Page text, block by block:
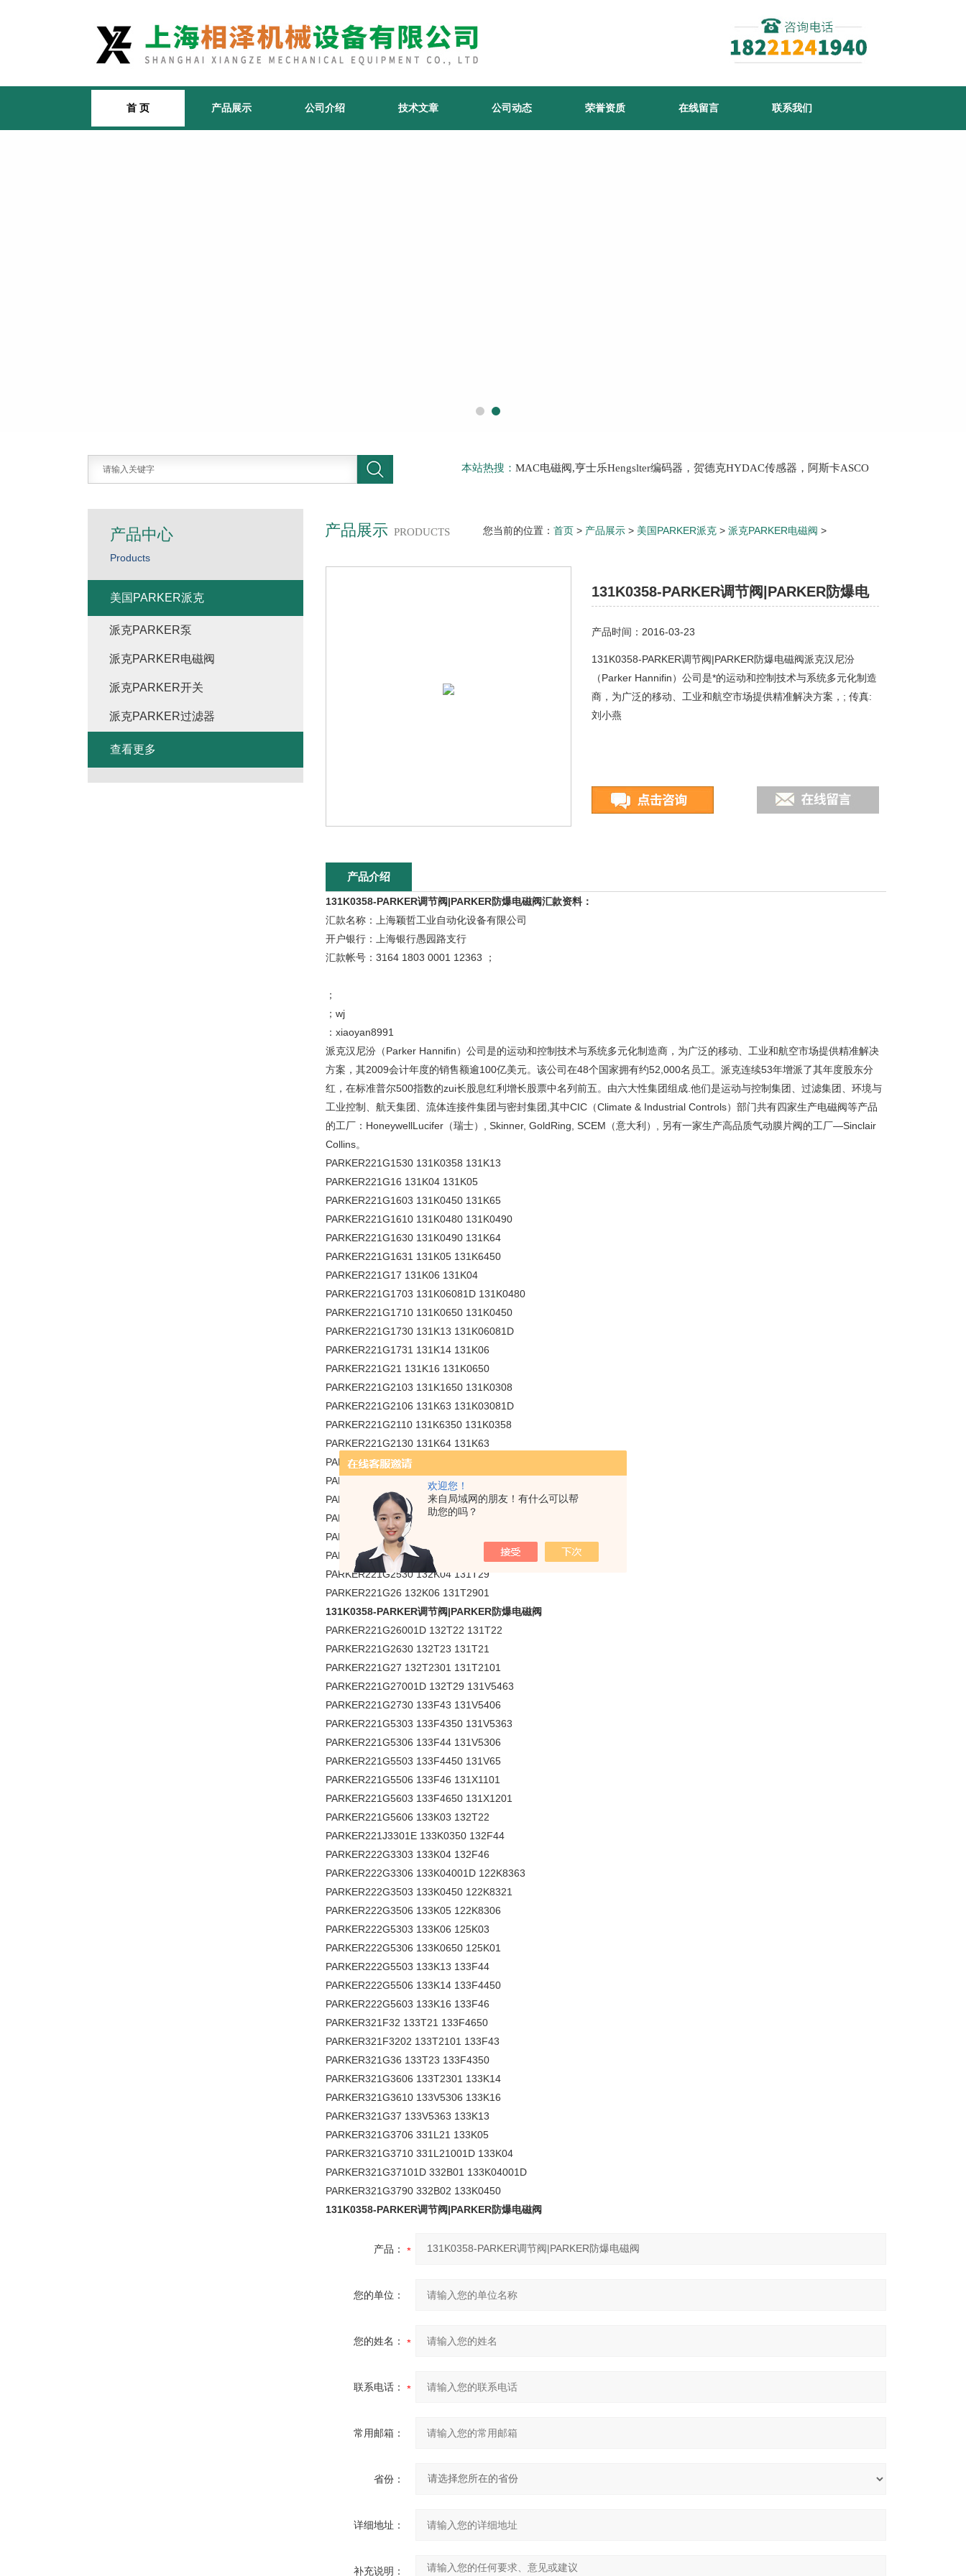
欢迎您！
来自局域网的朋友！有什么可以帮
助您的吗？
首 页 产品展示 公司介绍 技术文章 公司动态 荣誉资质 在线留言 联系我们
本站热搜： MAC电磁阀,亨士乐Hengslter编码器，贺德克HYDAC传感器，阿斯卡ASCO
产品展示 PRODUCTS 您当前的位置： 首页 > 产品展示 > 美国PARKER派克 > 派克PARKER电磁阀 >
131K0358-PARKER调节阀|PARKER防爆电
产品时间：2016-03-23
131K0358-PARKER调节阀|PARKER防爆电磁阀派克汉尼汾
（Parker Hannifin）公司是*的运动和控制技术与系统多元化制造
商，为广泛的移动、工业和航空市场提供精准解决方案，; 传真:
刘小燕
产品介绍
131K0358-PARKER调节阀|PARKER防爆电磁阀汇款资料：
汇款名称：上海颖哲工业自动化设备有限公司
开户银行：上海银行愚园路支行
汇款帐号：3164 1803 0001 12363 ；
；
；wj
：xiaoyan8991
派克汉尼汾（Parker Hannifin）公司是的运动和控制技术与系统多元化制造商，为广泛的移动、工业和航空市场提供精准解决
方案，其2009会计年度的销售额逾100亿美元。该公司在48个国家拥有约52,000名员工。派克连续53年增派了其年度股东分
红，在标准普尔500指数的zui长股息红利增长股票中名列前五。由六大性集团组成.他们是运动与控制集团、过滤集团、环境与
工业控制、航天集团、流体连接件集团与密封集团,其中CIC（Climate & Industrial Controls）部门共有四家生产电磁阀等产品
的工厂：HoneywellLucifer（瑞士）, Skinner, GoldRing, SCEM（意大利）, 另有一家生产高品质气动膜片阀的工厂―Sinclair
Collins。
PARKER221G1530 131K0358 131K13
PARKER221G16 131K04 131K05
PARKER221G1603 131K0450 131K65
PARKER221G1610 131K0480 131K0490
PARKER221G1630 131K0490 131K64
PARKER221G1631 131K05 131K6450
PARKER221G17 131K06 131K04
PARKER221G1703 131K06081D 131K0480
PARKER221G1710 131K0650 131K0450
PARKER221G1730 131K13 131K06081D
PARKER221G1731 131K14 131K06
PARKER221G21 131K16 131K0650
PARKER221G2103 131K1650 131K0308
PARKER221G2106 131K63 131K03081D
PARKER221G2110 131K6350 131K0358
PARKER221G2130 131K64 131K63
PARKER221G2131 131K6450 131K6350
PARKER221G2136 131X1201 131K03
PARKER221G23 132F43 131K03001D
PARKER221G2330 132F44 131K0350
PARKER221G25 132F46 131T23
PARKER221G25001D 132K03 131T2301
PARKER221G2530 132K04 131T29
PARKER221G26 132K06 131T2901
131K0358-PARKER调节阀|PARKER防爆电磁阀
PARKER221G26001D 132T22 131T22
PARKER221G2630 132T23 131T21
PARKER221G27 132T2301 131T2101
PARKER221G27001D 132T29 131V5463
PARKER221G2730 133F43 131V5406
PARKER221G5303 133F4350 131V5363
PARKER221G5306 133F44 131V5306
PARKER221G5503 133F4450 131V65
PARKER221G5506 133F46 131X1101
PARKER221G5603 133F4650 131X1201
PARKER221G5606 133K03 132T22
PARKER221J3301E 133K0350 132F44
PARKER222G3303 133K04 132F46
PARKER222G3306 133K04001D 122K8363
PARKER222G3503 133K0450 122K8321
PARKER222G3506 133K05 122K8306
PARKER222G5303 133K06 125K03
PARKER222G5306 133K0650 125K01
PARKER222G5503 133K13 133F44
PARKER222G5506 133K14 133F4450
PARKER222G5603 133K16 133F46
PARKER321F32 133T21 133F4650
PARKER321F3202 133T2101 133F43
PARKER321G36 133T23 133F4350
PARKER321G3606 133T2301 133K14
PARKER321G3610 133V5306 133K16
PARKER321G37 133V5363 133K13
PARKER321G3706 331L21 133K05
PARKER321G3710 331L21001D 133K04
PARKER321G37101D 332B01 133K04001D
PARKER321G3790 332B02 133K0450
131K0358-PARKER调节阀|PARKER防爆电磁阀
产品：
您的单位：
您的姓名：
联系电话：
常用邮箱：
省份：
详细地址：
补充说明：
产品中心
Products
美国PARKER派克
派克PARKER泵
派克PARKER电磁阀
派克PARKER开关
派克PARKER过滤器
查看更多